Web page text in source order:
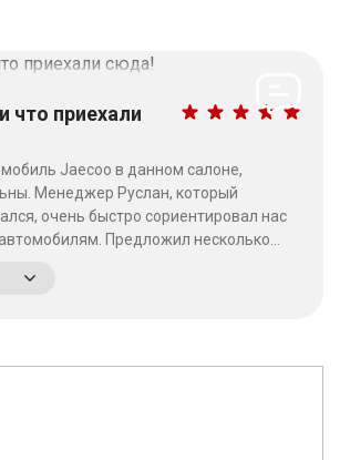
что приехали
Jaecoo в данном салоне,
Менеджер Руслан, который
очень быстро сориентировал нас
Предложил несколько
сюда! Качество работы на